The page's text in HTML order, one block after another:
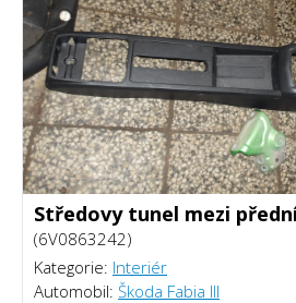
Středovy tunel mezi
(6V0863242)
Kategorie: Interiér
Automobil: Škoda Fabia III